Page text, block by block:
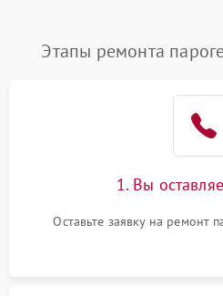
Ошибка платы управления
Не подает пар
Этапы ремонта
1. Вы
Оставьте заявку на ремонт